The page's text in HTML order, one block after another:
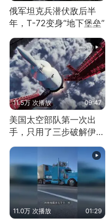
俄军坦克兵潜伏敌后半
年，T-72变身“地下堡垒”
11.5万 次播放 09:47
美国太空部队第一次出
手，只用了三步破解伊朗
11.0万 次播放 01:29